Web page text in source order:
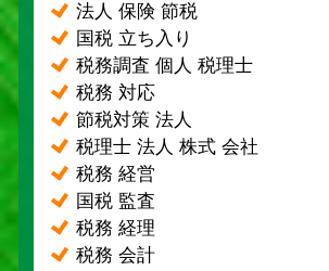
法人 保険 節税
国税 立ち入り
税務調査 個人 税理士
税務 対応
節税対策 法人
税理士 法人 株式 会社
税務 経営
国税 監査
税務 経理
税務 会計